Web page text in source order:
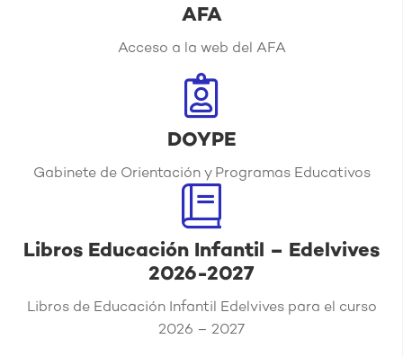
AFA
Acceso a la web del AFA
DOYPE
Gabinete de Orientación y Programas Educativos
Libros Educación Infantil – Edelvives
2026-2027
Libros de Educación Infantil Edelvives para el curso
2026 – 2027